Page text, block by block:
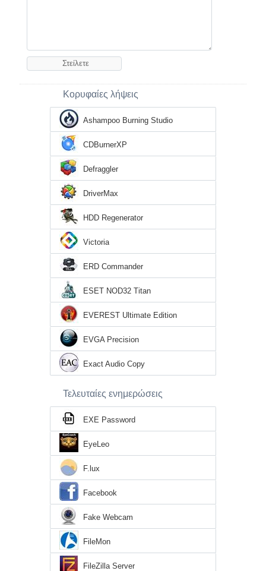
Κορυφαίες λήψεις
Ashampoo Burning Studio
CDBurnerXP
Defraggler
DriverMax
HDD Regenerator
Victoria
ERD Commander
ESET NOD32 Titan
EVEREST Ultimate Edition
EVGA Precision
Exact Audio Copy
Τελευταίες ενημερώσεις
EXE Password
EyeLeo
F.lux
Facebook
Fake Webcam
FileMon
FileZilla Server